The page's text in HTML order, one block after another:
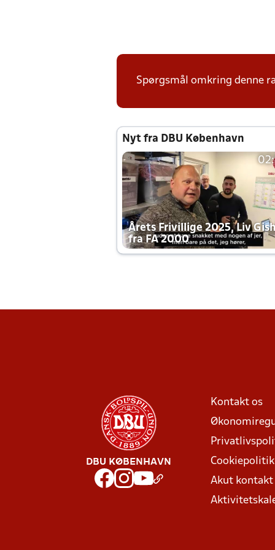
Spørgsmål omkring denne
Nyt fra DBU København
Årets Frivillige 2025, Liv
fra FA 2000
DBU KØBENHAVN
Kontakt os
Cookiepolitik
Akut